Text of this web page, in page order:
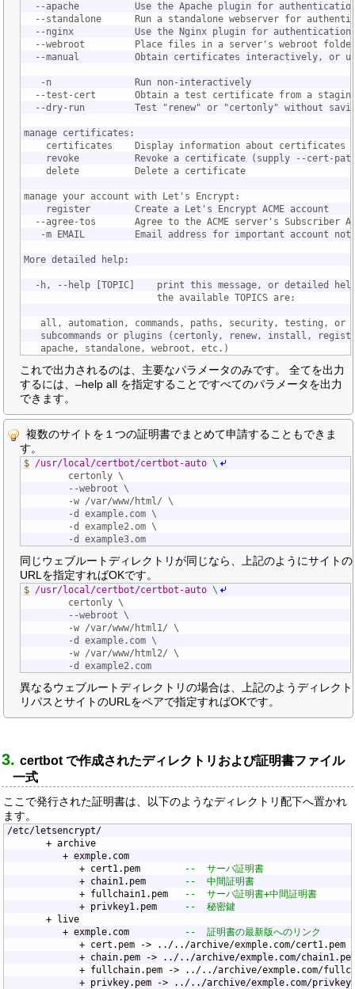
--apache          Use the Apache plugin for
--standalone      Run a standalone webserver for
--nginx           Use the Nginx plugin for authentication
--webroot         Place files in a server's webroot
--manual          Obtain certificates interactively, or
   -n               Run non-interactively
--test-cert       Obtain a test certificate from a
--dry-run         Test "renew" or "certonly" without
manage certificates:
certificates    Display information about certificates
revoke          Revoke a certificate (supply --cert-
    delete          Delete a certificate
manage your account with Let's Encrypt:
    register        Create a Let's Encrypt ACME account
--agree-tos       Agree to the ACME server's Subscriber
-m EMAIL         Email address for important account
More detailed help:
-h, --help [TOPIC]    print this message, or detailed
                        the available TOPICS are:
all, automation, commands, paths, security, testing, or
subcommands or plugins (certonly, renew, install,
   apache, standalone, webroot, etc.)
これで出力されるのは、主要なパラメータのみです。 全てを出力
するには、–help all を指定することですべてのパラメータを出力
できます。
複数のサイトを１つの証明書でまとめて申請することもできま
す。
$ /usr/local/certbot/certbot-auto \
		certonly \
		--webroot \
		-w /var/www/html/ \
		-d example.com \
		-d example2.om \
		-d example3.om
同じウェブルートディレクトリが同じなら、上記のようにサイトの
URLを指定すればOKです。
$ /usr/local/certbot/certbot-auto \
		certonly \
		--webroot \
		-w /var/www/html1/ \
		-d example.com \
		-w /var/www/html2/ \
		-d example2.com
異なるウェブルートディレクトリの場合は、上記のようディレクト
リパスとサイトのURLをペアで指定すればOKです。
certbot で作成されたディレクトリおよび証明書ファイル
一式
ここで発行された証明書は、以下のようなディレクトリ配下へ置かれ
ます。
/etc/letsencrypt/
       + archive
          + exmple.com
             + cert1.pem
--  サーバ証明書
             + chain1.pem
--  中間証明書
             + fullchain1.pem
--  サーバ証明書+中間証明書
             + privkey1.pem
--  秘密鍵
       + live
          + exmple.com
--  証明書の最新版へのリンク
             + cert.pem -> ../../archive/exmple.com/cert1.pem
+ chain.pem -> ../../archive/exmple.com/
+ fullchain.pem -> ../../archive/exmple.com/
+ privkey.pem -> ../../archive/exmple.com/